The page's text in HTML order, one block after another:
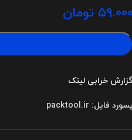
۵۹.۰۰۰ تومان
خرابی لینک
پسورد فایل: packtool.ir